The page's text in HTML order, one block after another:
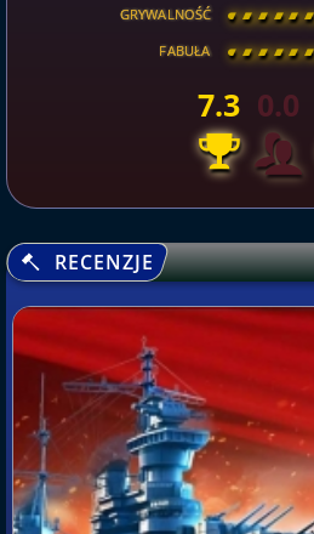
GRYWALNOŚĆ [ \ \ \ \ \
FABUŁA [ \ \ \ \ \
7.3 0.0
RECENZJE